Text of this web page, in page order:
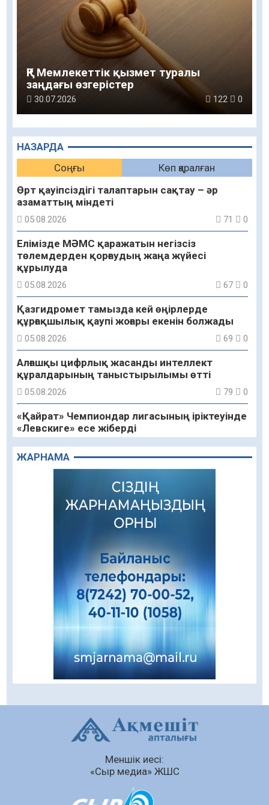
НАЗАРДА
Соңғы
Көп қаралған
Өрт қауіпсіздігі талаптарын сақтау – әр
азаматтың міндеті
05.08.2026 71 0
Елімізде МӘМС қаражатын негізсіз
төлемдерден қорғаудың жаңа жүйесі
құрылуда
05.08.2026 67 0
Қазгидромет тамызда кей өңірлерде
құрғақшылық қаупі жоғары екенін болжады
05.08.2026 69 0
Алғашқы цифрлық жасанды интеллект
құралдарының таныстырылымы өтті
05.08.2026 79 0
«Қайрат» Чемпиондар лигасының іріктеуінде
«Левскиге» есе жіберді
05.08.2026 71 0
«Ұлттық нақыш – заманауи панно» атты
шеберлік сағаты өтті
05.08.2026
Цифрландыру саласын дамыту аясында
салынатын жаңа орталықтың жобасы
Құқықтық статистика және арнайы есепке
алу жөніндегі комитеттің Қызылорда
облысы бойынша департаментінің басшысы
тағайындалды
04.08.2026
Қазақстандықтардың 72,3%-ы жаңа
Құрылтай үшін дауыс беруге дайын
04.08.2026 65 0
Мектептен – Ұлттық ұлан сапына
түсіндіру жұмыстары жүргізілді
ЖАРНАМА
ҚР Мемлекеттік қызмет туралы
заңдағы өзгерістер
30.07.2026 122 0
Меншік иесі:
«Сыр медиа» ЖШС